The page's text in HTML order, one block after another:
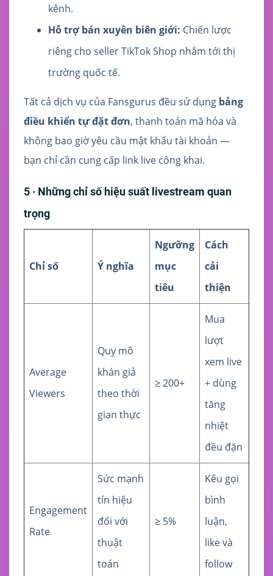
kênh.
Hỗ trợ bán xuyên biên giới: Chiến lược
riêng cho seller TikTok Shop nhắm tới thị
trường quốc tế.
Tất cả dịch vụ của Fansgurus đều sử dụng bảng
điều khiển tự đặt đơn, thanh toán mã hóa và
không bao giờ yêu cầu mật khẩu tài khoản —
bạn chỉ cần cung cấp link live công khai.
5 · Những chỉ số hiệu suất livestream quan
trọng
Chỉ số Ý nghĩa
Ngưỡng
mục
tiêu
Cách
cải
thiện
Average
Viewers
Quy mô
khán giả
theo thời
gian thực
≥ 200+
Mua
lượt
xem live
+ dùng
tăng
nhiệt
đều đặn
Engagement
Rate
Sức mạnh
tín hiệu
đối với
thuật
toán
≥ 5%
Kêu gọi
bình
luận,
like và
follow